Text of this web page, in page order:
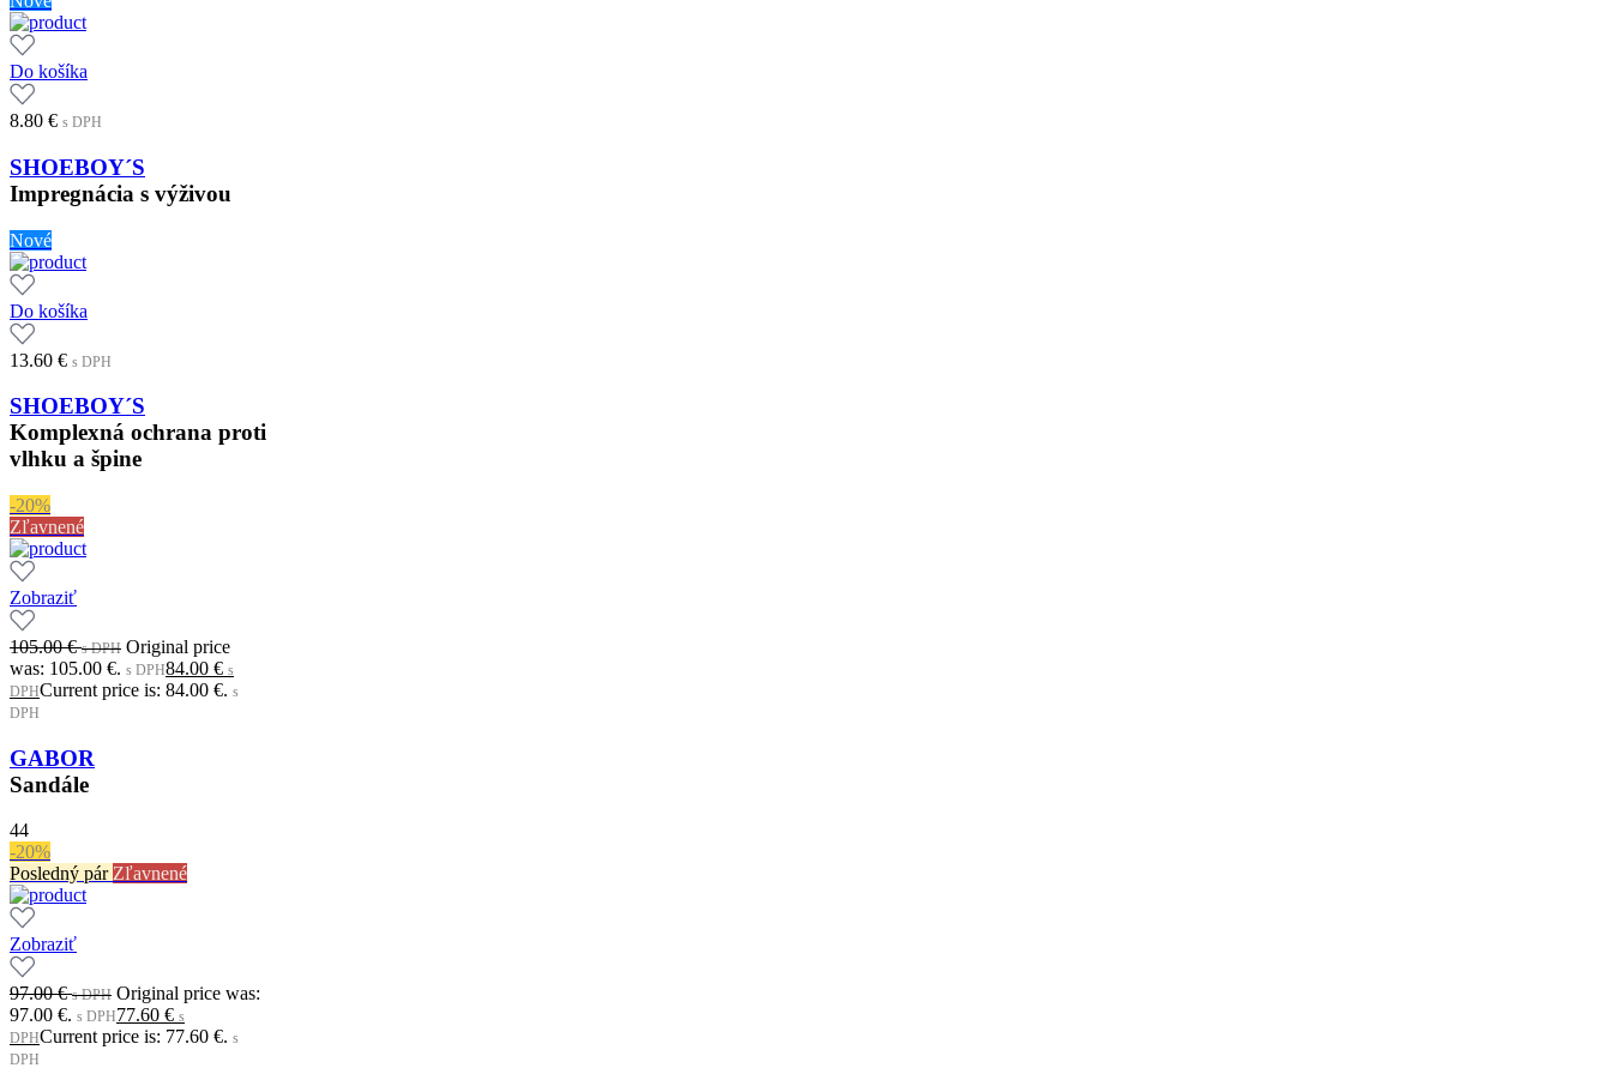
Do košíka
8.80 € s DPH
SHOEBOY´S
Impregnácia s výživou
Nové
Do košíka
13.60 € s DPH
SHOEBOY´S
Komplexná ochrana proti
vlhku a špine
-20%
Zľavnené
Zobraziť
105.00€s DPH Original price
was: 105.00 €. s DPH84.00 € s
DPHCurrent price is: 84.00 €. s
DPH
GABOR
Sandále
44
-20%
Posledný párZľavnené
Zobraziť
97.00€s DPH Original price was:
97.00 €. s DPH77.60 € s
DPHCurrent price is: 77.60 €. s
DPH